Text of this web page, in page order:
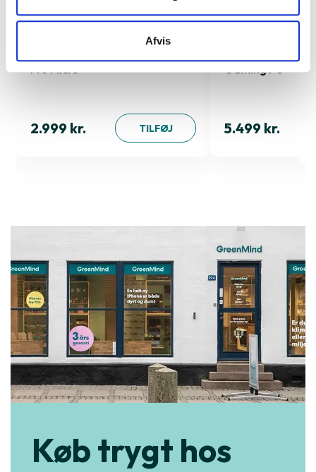
Afvis
Pro Micro
2.999 kr. TILFØJ
Gaming PC
5.499 kr.
Køb trygt hos